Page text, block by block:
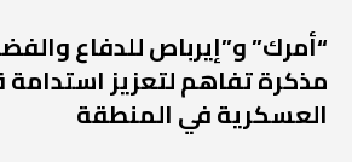
“أمرك” و”إيرباص للدفاع
مذكرة تفاهم لتعزيز استدامة
العسكرية في المنطقة